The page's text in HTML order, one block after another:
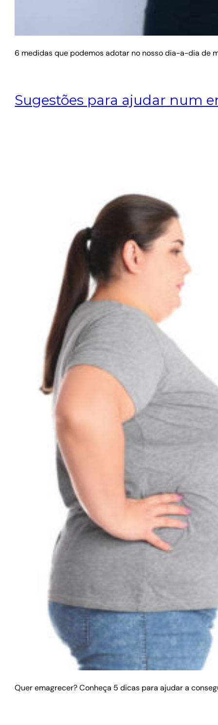
6 medidas que podemos adotar no nosso dia-a-dia de
Sugestões para ajudar num
Quer emagrecer? Conheça 5 dicas para ajudar a